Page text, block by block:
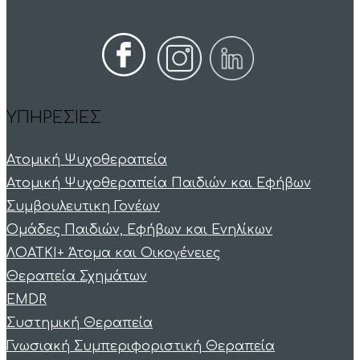
ΥΠΗΡΕΣΙΕΣ
Ατομική Ψυχοθεραπεία
Ατομική Ψυχοθεραπεία Παιδιών και Εφήβων
Συμβουλευτικη Γονέων
Ομάδες Παιδιών, Εφήβων και Ενηλίκων
ΛΟΑΤΚΙ+ Άτομα και Οικογένειες
Θεραπεία Σχημάτων
EMDR
Συστημική Θεραπεία
Γνωσιακή Συμπεριφοριστική Θεραπεία